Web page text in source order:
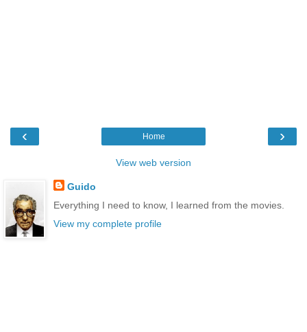
‹ ›
Home
View web version
Guido
Everything I need to know, I learned from the movies.
View my complete profile